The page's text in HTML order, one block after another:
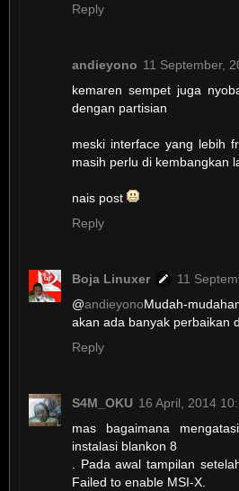
Reply
andieyono 11 September,
kemaren sempet juga
dengan partisian
meski interface yang lebih
masih perlu di kembangkan
nais post
Reply
Boja Linuxer
11
@andieyonoMudah-
akan ada banyak perbaikan
Reply
S4M_OKU 16 April, 2014
mas bagaimana
instalasi blankon 8
. Pada awal tampilan
Failed to enable MSI-X.